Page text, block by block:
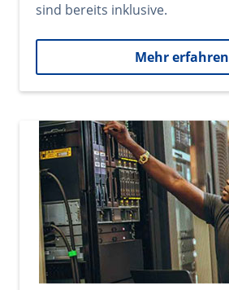
sind bereits inklusive.
Mehr erfahren